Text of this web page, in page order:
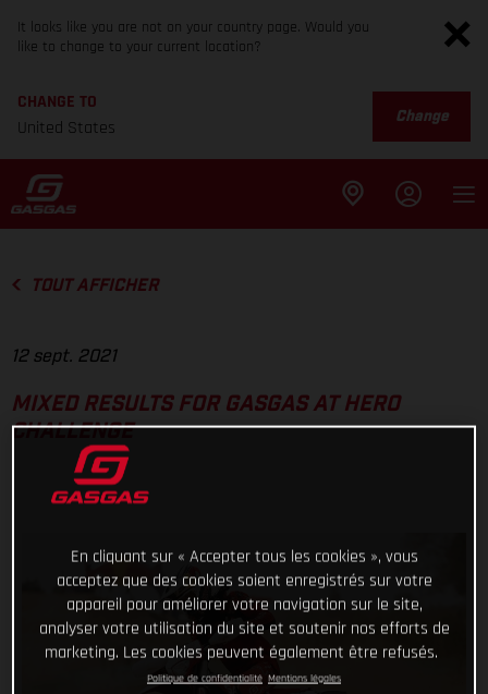
It looks like you are not on your country page. Would you
like to change to your current location?
CHANGE TO
United States
Change
TOUT AFFICHER
12 sept. 2021
MIXED RESULTS FOR GASGAS AT HERO
CHALLENGE
En cliquant sur « Accepter tous les cookies », vous
acceptez que des cookies soient enregistrés sur votre
appareil pour améliorer votre navigation sur le site,
analyser votre utilisation du site et soutenir nos efforts de
marketing. Les cookies peuvent également être refusés.
Politique de confidentialité Mentions légales